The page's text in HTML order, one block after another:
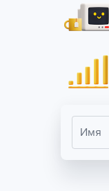
Имя